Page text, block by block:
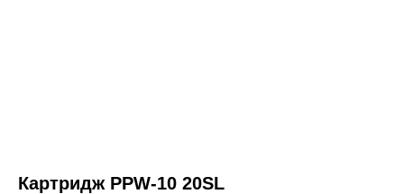
Картридж PPW-10 20SL